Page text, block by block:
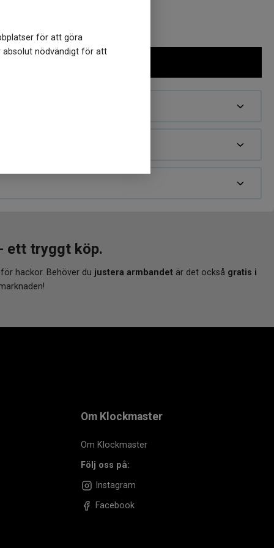
för att göra
absolut nödvändigt för att
ett tryggt köp.
hackor. Behöver du justera armbandet är det också gratis i
Om Klockmaster
Om Klockmaster
Följ oss på:
Instagram
Facebook